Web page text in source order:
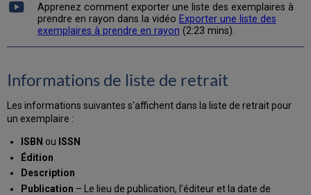
Apprenez comment exporter une liste des exemplaires à
prendre en rayon dans la vidéo Exporter une liste des
exemplaires à prendre en rayon (2:23 mins).
Informations de liste de retrait
Les informations suivantes s'affichent dans la liste de retrait pour
un exemplaire :
ISBN ou ISSN
Édition
Description
Publication – Le lieu de publication, l'éditeur et la date de